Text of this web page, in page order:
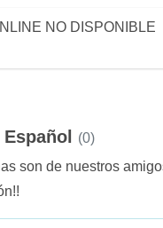
NO DISPONIBLE
(0)
son de nuestros